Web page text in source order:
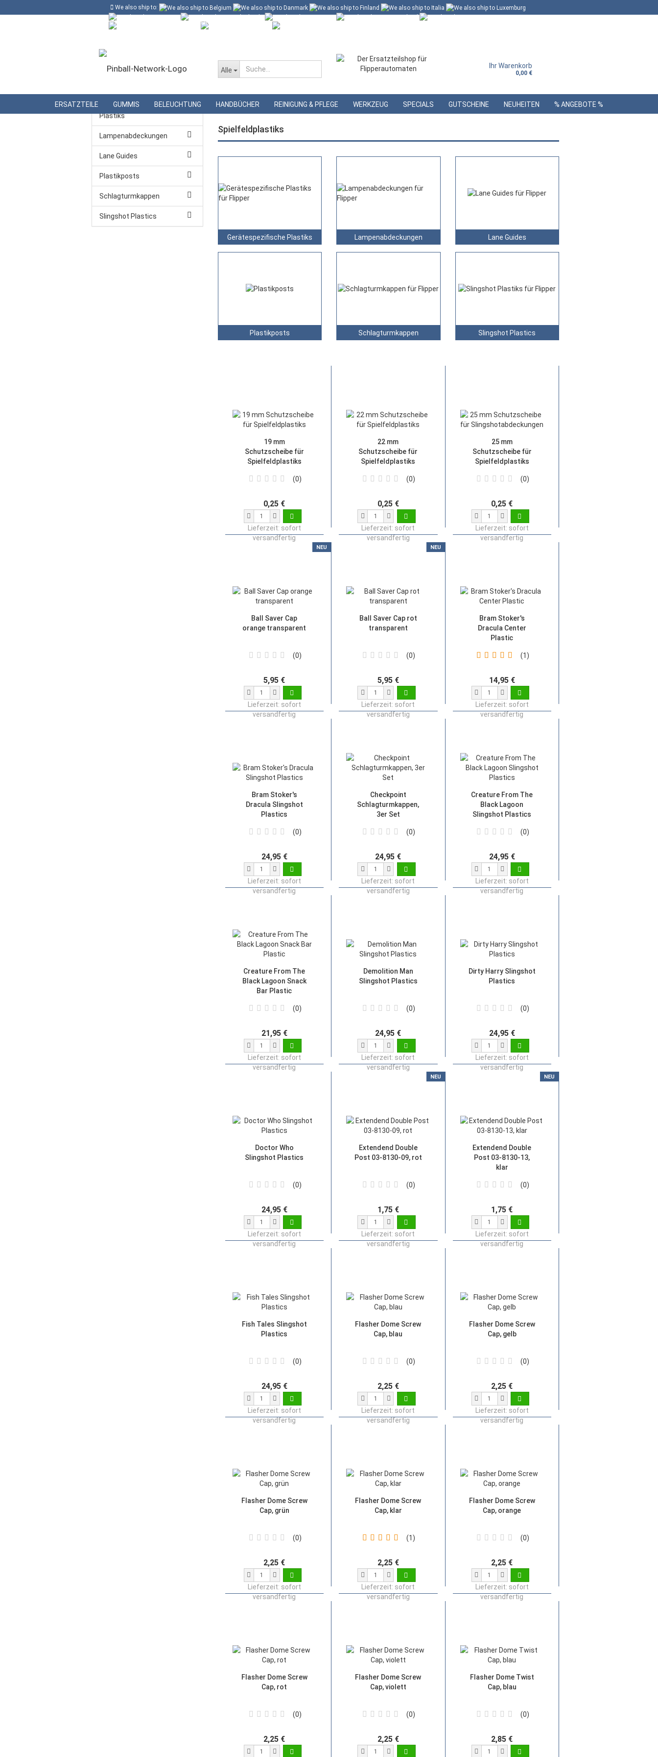
We also ship to:
Kostenloser Versand in Deutschland ab 60 Euro*
Passwort vergessen?
Alle
Ihr Warenkorb
0,00 €
ERSATZTEILE GUMMIS BELEUCHTUNG HANDBÜCHER REINIGUNG & PFLEGE WERKZEUG SPECIALS GUTSCHEINE NEUHEITEN % ANGEBOTE %
Startseite » Ersatzteile » Spielfeldplastiks
Spielfeldplastiks
Gerätespezifische Plastiks Lampenabdeckungen Lane Guides
Plastikposts Schlagturmkappen Slingshot Plastics
19 mm
Schutzscheibe für
Spielfeldplastiks
0
0,25 €
Lieferzeit: sofort
versandfertig
22 mm
Schutzscheibe für
Spielfeldplastiks
0
0,25 €
Lieferzeit: sofort
versandfertig
25 mm
Schutzscheibe für
Spielfeldplastiks
0
0,25 €
Lieferzeit: sofort
versandfertig
NEU
Ball Saver Cap
orange transparent
0
5,95 €
Lieferzeit: sofort
versandfertig
NEU
Ball Saver Cap rot
transparent
0
5,95 €
Lieferzeit: sofort
versandfertig
Bram Stoker's
Dracula Center
Plastic
1
14,95 €
Lieferzeit: sofort
versandfertig
Bram Stoker's
Dracula Slingshot
Plastics
0
24,95 €
Lieferzeit: sofort
versandfertig
Checkpoint
Schlagturmkappen,
3er Set
0
24,95 €
Lieferzeit: sofort
versandfertig
Creature From The
Black Lagoon
Slingshot Plastics
0
24,95 €
Lieferzeit: sofort
versandfertig
Creature From The
Black Lagoon Snack
Bar Plastic
0
21,95 €
Lieferzeit: sofort
versandfertig
Demolition Man
Slingshot Plastics
0
24,95 €
Lieferzeit: sofort
versandfertig
Dirty Harry Slingshot
Plastics
0
24,95 €
Lieferzeit: sofort
versandfertig
Doctor Who
Slingshot Plastics
0
24,95 €
Lieferzeit: sofort
versandfertig
NEU
Extendend Double
Post 03-8130-09, rot
0
1,75 €
Lieferzeit: sofort
versandfertig
NEU
Extendend Double
Post 03-8130-13,
klar
0
1,75 €
Lieferzeit: sofort
versandfertig
Fish Tales Slingshot
Plastics
0
24,95 €
Lieferzeit: sofort
versandfertig
Flasher Dome Screw
Cap, blau
0
2,25 €
Lieferzeit: sofort
versandfertig
Flasher Dome Screw
Cap, gelb
0
2,25 €
Lieferzeit: sofort
versandfertig
Flasher Dome Screw
Cap, grün
0
2,25 €
Lieferzeit: sofort
versandfertig
Flasher Dome Screw
Cap, klar
1
2,25 €
Lieferzeit: sofort
versandfertig
Flasher Dome Screw
Cap, orange
0
2,25 €
Lieferzeit: sofort
versandfertig
Flasher Dome Screw
Cap, rot
0
2,25 €
Flasher Dome Screw
Cap, violett
0
2,25 €
Flasher Dome Twist
Cap, blau
0
2,85 €
Gerätespezifische
Plastiks
Lampenabdeckungen
Lane Guides
Plastikposts
Schlagturmkappen
Slingshot Plastics